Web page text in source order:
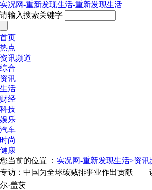
实况网-重新发现生活-重新发现生活
请输入搜索关键字
首页
热点
资讯频道
综合
资讯
生活
财经
科技
娱乐
汽车
时尚
健康
您当前的位置 ： 实况网-重新发现生活>资讯
专访：中国为全球碳减排事业作出贡献——
尔·盖茨